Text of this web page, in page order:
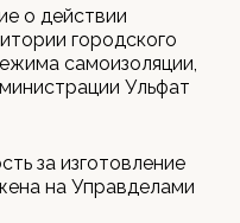
о действии
городского
самоизоляции,
Ульфат
за изготовление
на Управделами